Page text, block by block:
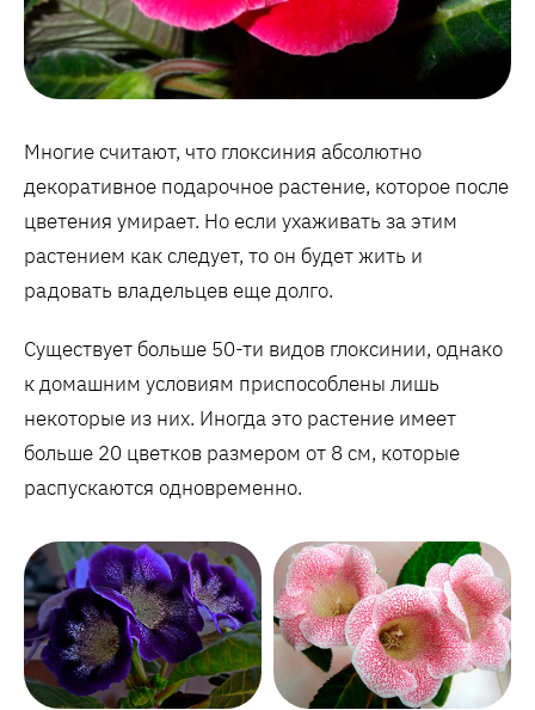
Многие считают, что глоксиния абсолютно
декоративное подарочное растение, которое после
цветения умирает. Но если ухаживать за этим
растением как следует, то он будет жить и
радовать владельцев еще долго.
Существует больше 50-ти видов глоксинии, однако
к домашним условиям приспособлены лишь
некоторые из них. Иногда это растение имеет
больше 20 цветков размером от 8 см, которые
распускаются одновременно.